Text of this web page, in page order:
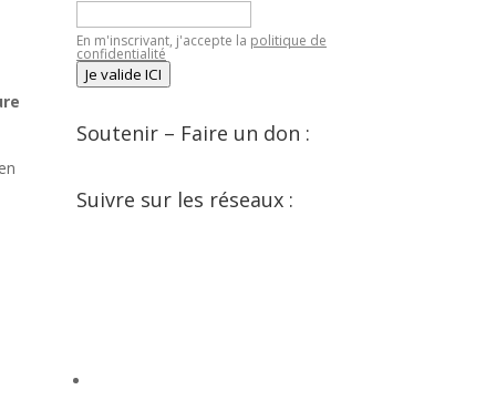
En m'inscrivant, j'accepte la politique de
confidentialité
Je valide ICI
Soutenir – Faire un don :
Suivre sur les réseaux :